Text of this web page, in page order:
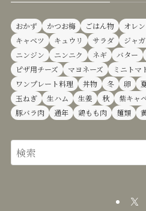
おかず かつお梅 ごはん物 オレ
キャベツ
キュウリ サラダ ジャ
ニンジン
ニンニク ネギ バター
ピザ用チーズ
マヨネーズ ミニトマ
ワンプレート料理
丼物 冬 卵
玉ねぎ
生ハム 生姜 秋 紫キャ
豚バラ肉
通年 鶏もも肉 麺類